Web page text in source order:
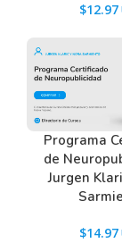
$12.97
Programa
de
Jurgen
$14.97